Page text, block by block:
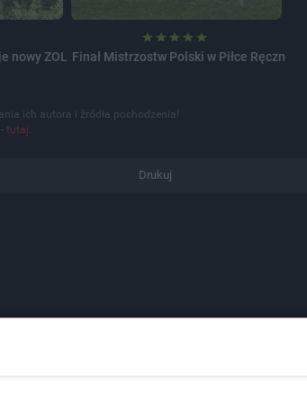
nowy ZOL Finał Mistrzostw Polski w Piłce Ręcznej
ich autora i źródła pochodzenia!
-tutaj.
Drukuj